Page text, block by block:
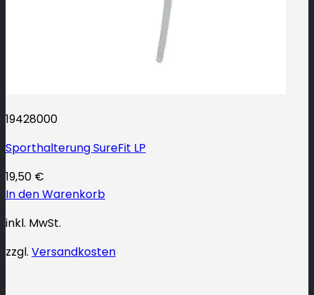
19428000
Sporthalterung SureFit LP
19,50 €
In den Warenkorb
inkl. MwSt.
zzgl. Versandkosten